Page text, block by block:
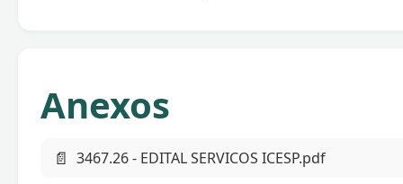
Anexos
📄 3467.26 - EDITAL SERVICOS ICESP.pdf